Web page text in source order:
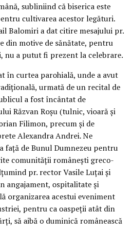
subliniind că biserica este
cultivarea acestor legături.
Balomiri a dat citire mesajului pr.
din motive de sănătate, pentru
nu a putut fi prezent la celebrare.
în curtea parohială, unde a avut
urmată de un recital de
a fost încântat de
Răzvan Roșu (tulnic, vioară și
Filimon, precum și de
Alexandra Andrei. Ne
față de Bunul Dumnezeu pentru
comunității românești greco-
pr. rector Vasile Luțai și
angajament, ospitalitate și
organizarea acestui eveniment
pentru ca oaspeții atât din
să aibă o duminică românească